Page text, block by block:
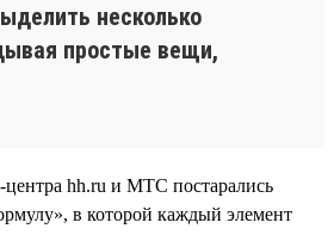
несколько
простые вещи,
hh.ru и МТС постарались
в которой каждый элемент